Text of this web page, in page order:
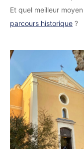
Et quel meilleur
parcours historique ?